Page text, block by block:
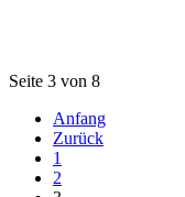
Seite 3 von 8
Anfang
Zurück
1
2